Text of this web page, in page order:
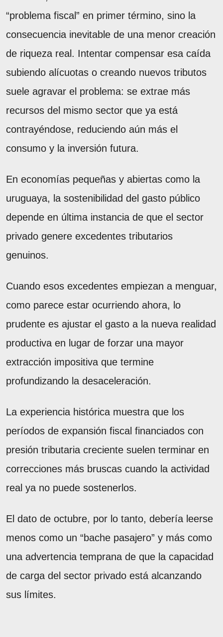
“problema fiscal” en primer término, sino la
consecuencia inevitable de una menor creación
de riqueza real. Intentar compensar esa caída
subiendo alícuotas o creando nuevos tributos
suele agravar el problema: se extrae más
recursos del mismo sector que ya está
contrayéndose, reduciendo aún más el
consumo y la inversión futura.
En economías pequeñas y abiertas como la
uruguaya, la sostenibilidad del gasto público
depende en última instancia de que el sector
privado genere excedentes tributarios
genuinos.
Cuando esos excedentes empiezan a menguar,
como parece estar ocurriendo ahora, lo
prudente es ajustar el gasto a la nueva realidad
productiva en lugar de forzar una mayor
extracción impositiva que termine
profundizando la desaceleración.
La experiencia histórica muestra que los
períodos de expansión fiscal financiados con
presión tributaria creciente suelen terminar en
correcciones más bruscas cuando la actividad
real ya no puede sostenerlos.
El dato de octubre, por lo tanto, debería leerse
menos como un “bache pasajero” y más como
una advertencia temprana de que la capacidad
de carga del sector privado está alcanzando
sus límites.